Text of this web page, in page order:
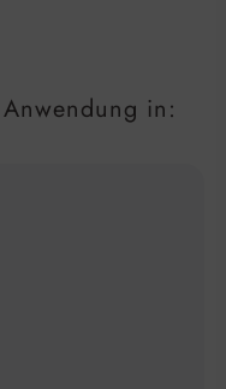
in: